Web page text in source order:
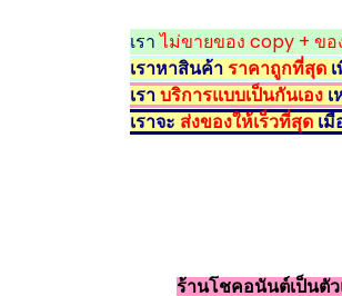
เราไม่ขายของ copy + ขอ
เราหาสินค้า ราคาถูกที่สุด
เรา บริการแบบเป็นกันเอง
เราจะ ส่งของให้เร็วที่สุด เ
ร้านโชคอนันต์เป็นตั